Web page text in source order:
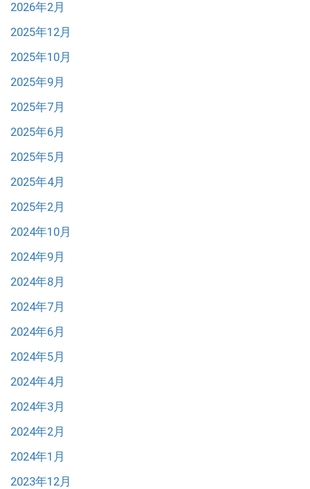
2026年2月
2025年12月
2025年10月
2025年9月
2025年7月
2025年6月
2025年5月
2025年4月
2025年2月
2024年10月
2024年9月
2024年8月
2024年7月
2024年6月
2024年5月
2024年4月
2024年3月
2024年2月
2024年1月
2023年12月